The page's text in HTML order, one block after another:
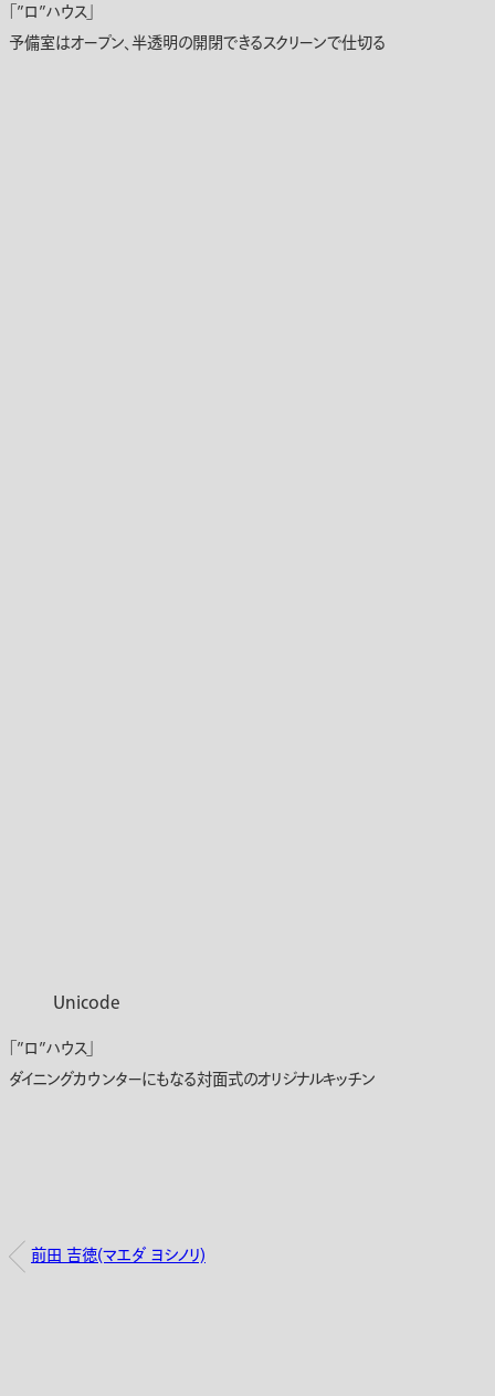
「”ロ”ハウス」
予備室はオープン、半透明の開閉できるスクリーンで仕切る
Unicode
「”ロ”ハウス」
ダイニングカウンターにもなる対面式のオリジナルキッチン
前田 吉徳(マエダ ヨシノリ)